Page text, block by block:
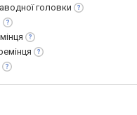
головки